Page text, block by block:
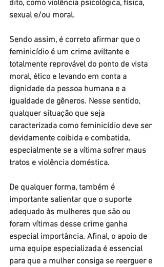
dito, como violência psicológica, física,
sexual e/ou moral.
Sendo assim, é correto afirmar que o
feminicídio é um crime aviltante e
totalmente reprovável do ponto de vista
moral, ético e levando em conta a
dignidade da pessoa humana e a
igualdade de gêneros. Nesse sentido,
qualquer situação que seja
caracterizada como feminicídio deve ser
devidamente coibida e combatida,
especialmente se a vítima sofrer maus
tratos e violência doméstica.
De qualquer forma, também é
importante salientar que o suporte
adequado às mulheres que são ou
foram vítimas desse crime ganha
especial importância. Afinal, o apoio de
uma equipe especializada é essencial
para que a mulher consiga se reerguer e